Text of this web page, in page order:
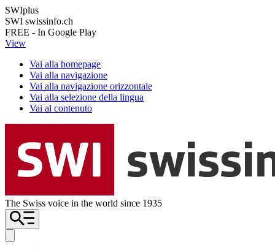
SWIplus
SWI swissinfo.ch
FREE - In Google Play
View
Vai alla homepage
Vai alla navigazione
Vai alla navigazione orizzontale
Vai alla selezione della lingua
Vai al contenuto
The Swiss voice in the world since 1935